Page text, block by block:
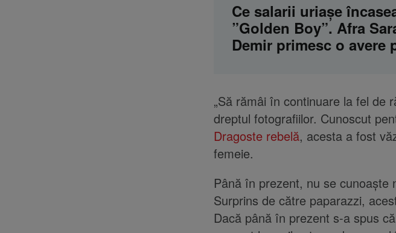
Ce salarii uriașe
”Golden Boy”. Afra
Demir primesc o avere
„Să rămâi în continuare la fel de
dreptul fotografiilor. Cunoscut
Dragoste rebelă, acesta a fost
femeie.
Până în prezent, nu se
Surprins de către paparazzi,
Dacă până în prezent s-a spus